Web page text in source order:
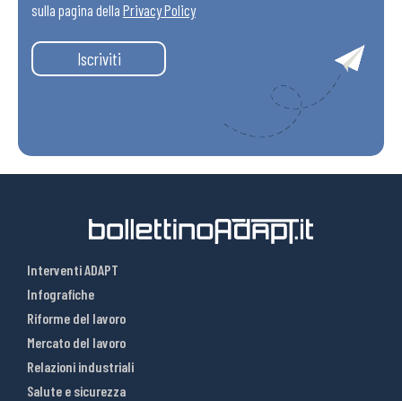
sulla pagina della Privacy Policy
Iscriviti
Interventi ADAPT
Infografiche
Riforme del lavoro
Mercato del lavoro
Relazioni industriali
Salute e sicurezza